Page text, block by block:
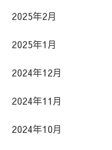
2025年2月
2025年1月
2024年12月
2024年11月
2024年10月